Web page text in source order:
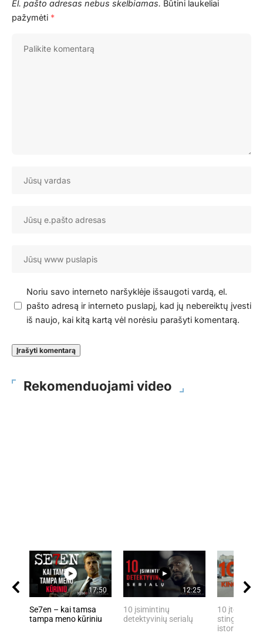
El. pašto adresas nebus skelbiamas. Būtini laukeliai
pažymėti *
Noriu savo interneto naršyklėje išsaugoti vardą, el.
pašto adresą ir interneto puslapį, kad jų nebereiktų įvesti
iš naujo, kai kitą kartą vėl norėsiu parašyti komentarą.
Rekomenduojami video
17:50
Se7en – kai tamsa
tampa meno kūriniu
12:25
10 įsimintinų
detektyvinių serialų
10 įtemptų,
stingdančių
istorijų